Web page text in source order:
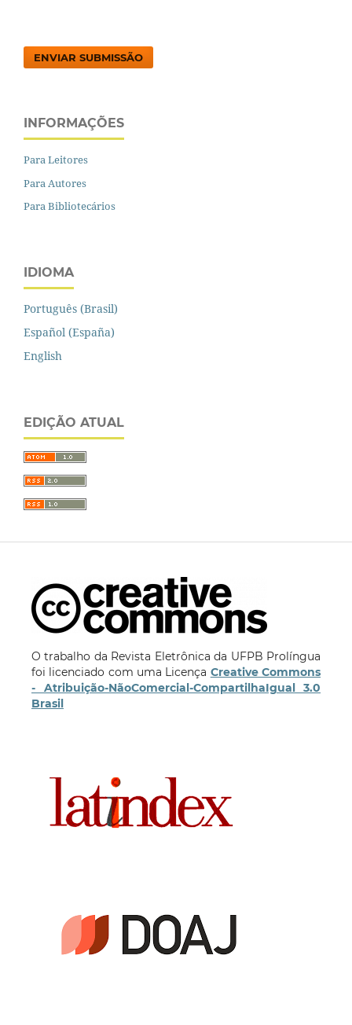
ENVIAR SUBMISSÃO
INFORMAÇÕES
Para Leitores
Para Autores
Para Bibliotecários
IDIOMA
Português (Brasil)
Español (España)
English
EDIÇÃO ATUAL
O trabalho da Revista Eletrônica da UFPB Prolíngua
foi licenciado com uma Licença Creative Commons
- Atribuição-NãoComercial-CompartilhaIgual 3.0
Brasil